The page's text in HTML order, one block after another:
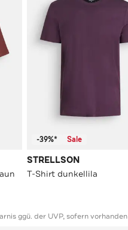
-39%* Sale
STRELLSON
T-Shirt dunkellila
ggü. der UVP, sofern vorhanden